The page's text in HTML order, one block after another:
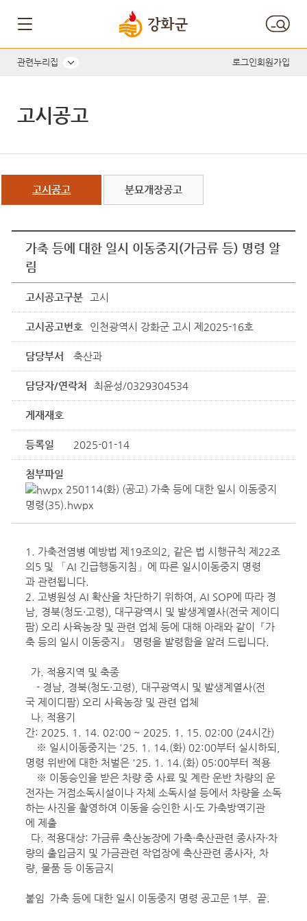
관련누리집 로그인회원가입
고시공고
고시공고 분묘개장공고
가축 등에 대한 일시 이동중지(가금류 등) 명령 알
림
고시공고구분 고시
고시공고번호 인천광역시 강화군 고시 제2025-16호
담당부서 축산과
담당자/연락처 최윤성/0329304534
게재재호
등록일 2025-01-14
첨부파일
250114(화) (공고) 가축 등에 대한 일시 이동중지
명령(35).hwpx
1. 가축전염병 예방법 제19조의2, 같은 법 시행규칙 제22조
의5 및 「AI 긴급행동지침」에 따른 일시이동중지 명령
과 관련됩니다.
2. 고병원성 AI 확산을 차단하기 위하여, AI SOP에 따라 경
남, 경북(청도·고령), 대구광역시 및 발생계열사(전국 제이디
팜) 오리 사육농장 및 관련 업체 등에 대해 아래와 같이『가
축 등의 일시 이동중지』 명령을 발령함을 알려 드립니다.
가. 적용지역 및 축종
- 경남, 경북(청도·고령), 대구광역시 및 발생계열사(전
국 제이디팜) 오리 사육농장 및 관련 업체
나. 적용기
간: 2025. 1. 14. 02:00 ~ 2025. 1. 15. 02:00 (24시간)
※ 일시이동중지는 '25. 1. 14.(화) 02:00부터 실시하되,
명령 위반에 대한 처벌은 '25. 1. 14.(화) 05:00부터 적용
※ 이동승인을 받은 차량 중 사료 및 계란 운반 차량의 운
전자는 거점소독시설이나 자체 소독시설 등에서 차량을 소독
하는 사진을 촬영하여 이동을 승인한 시·도 가축방역기관
에 제출
다. 적용대상: 가금류 축산농장에 가축·축산관련 종사자·차
량의 출입금지 및 가금관련 작업장에 축산관련 종사자, 차
량, 물품 등 이동금지
붙임 가축 등에 대한 일시 이동중지 명령 공고문 1부. 끝.